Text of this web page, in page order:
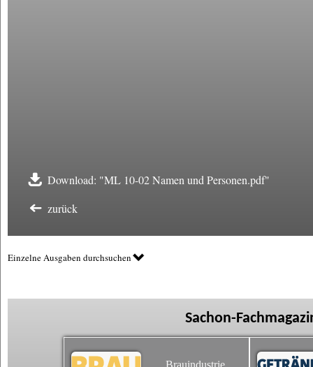
Download: "ML 10-02 Namen und Personen.pdf"
zurück
Einzelne Ausgaben durchsuchen
Sachon-
Brauindustrie